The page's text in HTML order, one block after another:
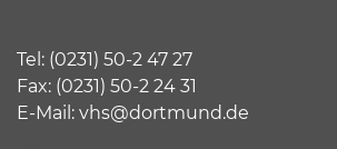
Tel: (0231) 50-2 47 27
Fax: (0231) 50-2 24 31
E-Mail: vhs@dortmund.de